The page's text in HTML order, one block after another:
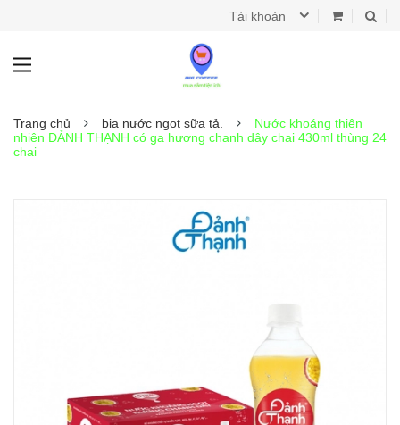
Tài khoản
Trang chủ bia nước ngọt sữa tả.
Nước khoáng thiên
nhiên ĐẢNH THẠNH có ga hương chanh dây chai 430ml thùng 24
chai